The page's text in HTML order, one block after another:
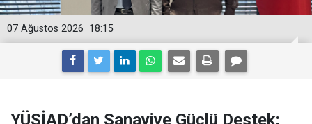
18:15
07 Ağustos 2026
YÜSİAD’dan Sanayiye Güçlü Destek: